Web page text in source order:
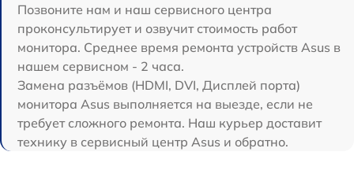
Позвоните нам и наш сервисного центра
проконсультирует и озвучит стоимость работ
монитора. Среднее время ремонта устройств Asus в
нашем сервисном - 2 часа.
Замена разъёмов (HDMI, DVI, Дисплей порта)
монитора Asus выполняется на выезде, если не
требует сложного ремонта. Наш курьер доставит
технику в сервисный центр Asus и обратно.